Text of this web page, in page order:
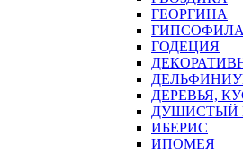
ГЕОРГИНА
ГИПСОФИЛА
ГОДЕЦИЯ
ДЕРЕВЬЯ,
ДУШИСТЫЙ
ИБЕРИС
ИПОМЕЯ